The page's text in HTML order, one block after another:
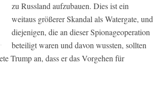
zu Russland aufzubauen. Dies ist ein
weitaus größerer Skandal als Watergate, und
diejenigen, die an dieser Spionageoperation
beteiligt waren und davon wussten, sollten
Trump an, dass er das Vorgehen für